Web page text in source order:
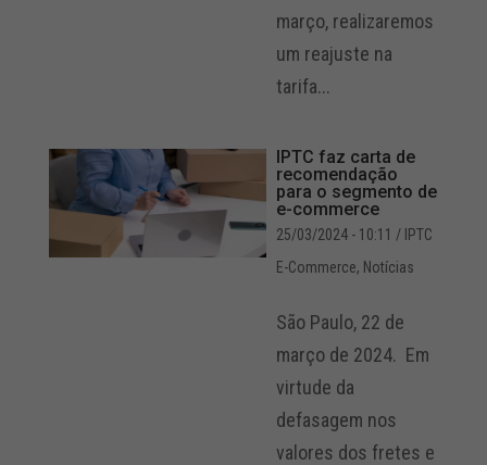
março, realizaremos
um reajuste na
tarifa...
IPTC faz carta de
recomendação
para o segmento de
e-commerce
25/03/2024 - 10:11 / IPTC
E-Commerce, Notícias
São Paulo, 22 de
março de 2024. Em
virtude da
defasagem nos
valores dos fretes e